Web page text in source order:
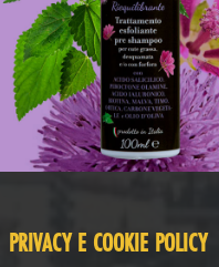
PRIVACY E COOKIE POLICY